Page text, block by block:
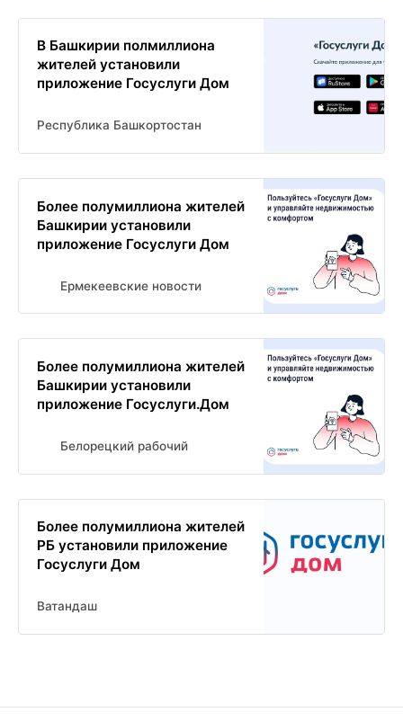
В Башкирии полмиллиона
жителей установили
приложение Госуслуги Дом
Республика Башкортостан
Более полумиллиона жителей
Башкирии установили
приложение Госуслуги Дом
Ермекеевские новости
Более полумиллиона жителей
Башкирии установили
приложение Госуслуги.Дом
Белорецкий рабочий
Более полумиллиона жителей
РБ установили приложение
Госуслуги Дом
Ватандаш